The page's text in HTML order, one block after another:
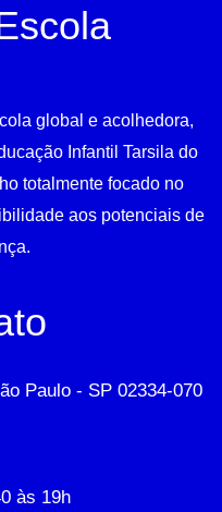
global e acolhedora,
Infantil Tarsila do
totalmente focado no
aos potenciais de
Paulo - SP 02334-070
às 19h